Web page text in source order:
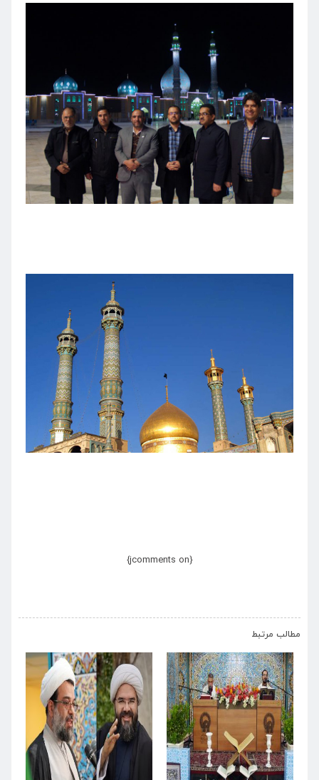
{jcomments on}
مطالب مرتبط